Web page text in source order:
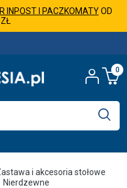
INPOST I PACZKOMATYOD
0
i akcesoria stołowe
Nierdzewne